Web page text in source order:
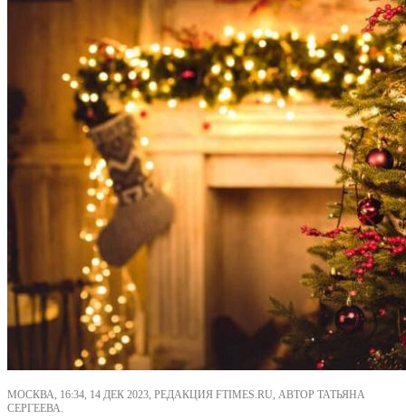
МОСКВА, 16:34, 14 ДЕК 2023, РЕДАКЦИЯ FTIMES.RU, АВТОР ТАТЬЯНА
СЕРГЕЕВА.